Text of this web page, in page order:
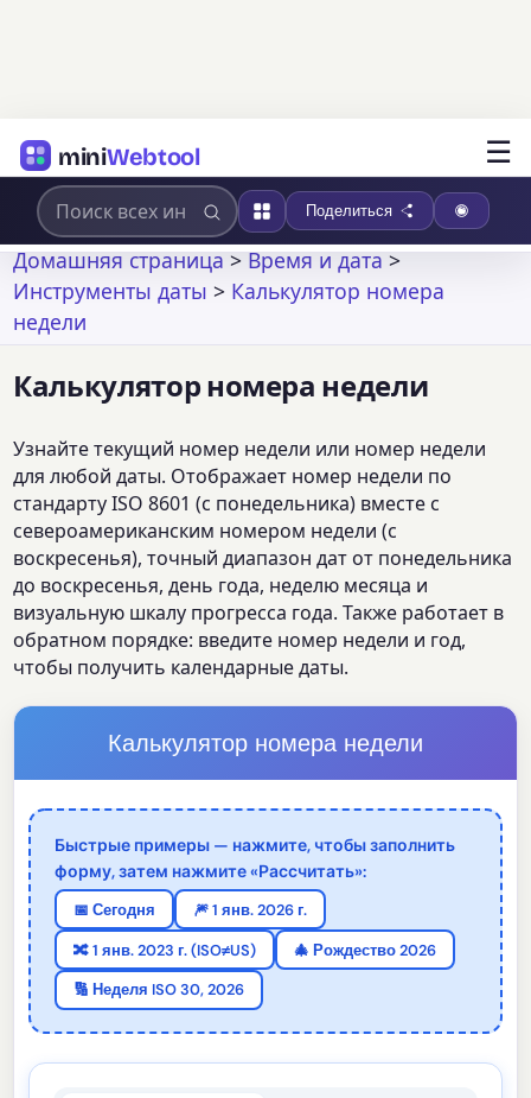
miniWebtool ☰
Поделиться
Домашняя страница>Время и дата>
Инструменты даты > Калькулятор номера
недели
Калькулятор номера недели
Узнайте текущий номер недели или номер недели
для любой даты. Отображает номер недели по
стандарту ISO 8601 (с понедельника) вместе с
североамериканским номером недели (с
воскресенья), точный диапазон дат от понедельника
до воскресенья, день года, неделю месяца и
визуальную шкалу прогресса года. Также работает в
обратном порядке: введите номер недели и год,
чтобы получить календарные даты.
Калькулятор номера недели
Быстрые примеры — нажмите, чтобы заполнить
форму, затем нажмите «Рассчитать»:
📅 Сегодня
🎆 1 янв. 2026 г.
🔀 1 янв. 2023 г. (ISO≠US)
🎄 Рождество 2026
🔢 Неделя ISO 30, 2026